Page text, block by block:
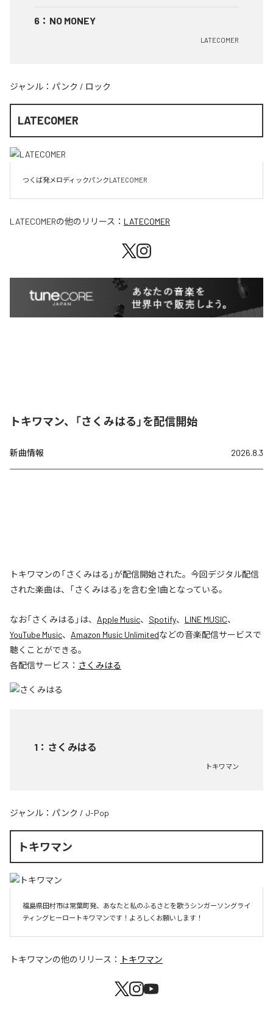
6 ： NO MONEY
LATECOMER
ジャンル： パンク / ロック
LATECOMER
LATECOMERの他のリリース： LATECOMER
トキワマン、「さくみはる」を配信開始
新曲情報 2026.8.3
トキワマンの「さくみはる」が配信開始された。今回デジタル配信
された楽曲は、「さくみはる」を含む全1曲となっている。
なお「さくみはる 」は、 Apple Music、 Spotify、 LINE MUSIC、
YouTube Music、 Amazon Music Unlimitedなどの音楽配信サービスで
聴くことができる。
各配信サービス： さくみはる
1 ： さくみはる
トキワマン
ジャンル： パンク / J-Pop
トキワマン
福島県田村市は常葉町発、あなたと私のふるさとを歌うシンガーソングライ
ティングヒーロートキワマンです！よろしくお願いします！
トキワマンの他のリリース： トキワマン